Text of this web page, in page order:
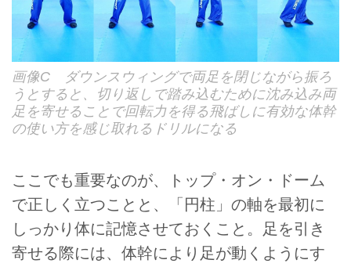
画像C ダウンスウィングで両足を閉じながら振ろ
うとすると、切り返しで踏み込むために沈み込み両
足を寄せることで回転力を得る飛ばしに有効な体幹
の使い方を感じ取れるドリルになる
ここでも重要なのが、トップ・オン・ドーム
で正しく立つことと、「円柱」の軸を最初に
しっかり体に記憶させておくこと。足を引き
寄せる際には、体幹により足が動くようにす